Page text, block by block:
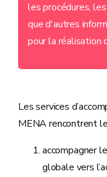
les procédures,
que d'autres
pour la réalisation
Les services
MENA rencontrent
accompagner
globale vers